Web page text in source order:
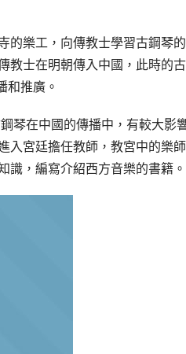
的樂工，向傳教士學習古鋼琴
教士在明朝傳入中國，此時的
和推廣。
琴在中國的傳播中，有較大影
入宮廷擔任教師，教宮中的樂
識，編寫介紹西方音樂的書籍。